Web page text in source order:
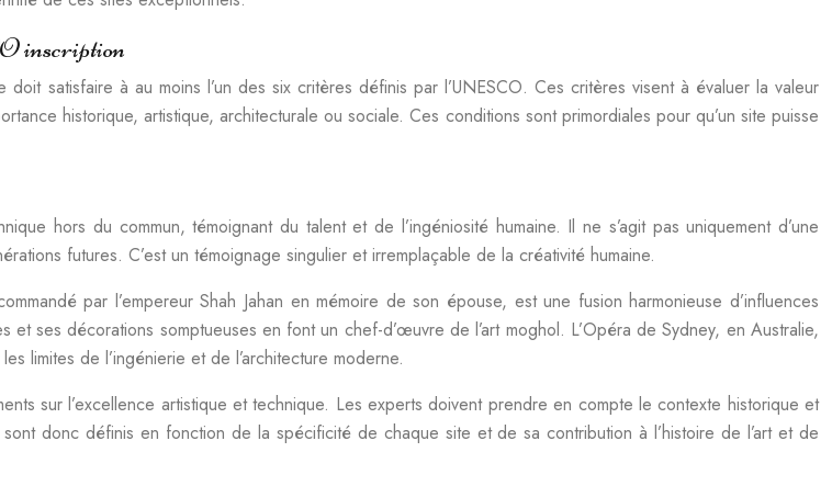
inscription
satisfaire à au moins l’un des six critères définis par l’UNESCO. Ces critères visent à évaluer la valeur
historique, artistique, architecturale ou sociale. Ces conditions sont primordiales pour qu’un site puisse
hors du commun, témoignant du talent et de l’ingéniosité humaine. Il ne s’agit pas uniquement d’une
futures. C’est un témoignage singulier et irremplaçable de la créativité humaine.
par l’empereur Shah Jahan en mémoire de son épouse, est une fusion harmonieuse d’influences
ses décorations somptueuses en font un chef-d’œuvre de l’art moghol. L’Opéra de Sydney, en Australie,
limites de l’ingénierie et de l’architecture moderne.
sur l’excellence artistique et technique. Les experts doivent prendre en compte le contexte historique et
donc définis en fonction de la spécificité de chaque site et de sa contribution à l’histoire de l’art et de